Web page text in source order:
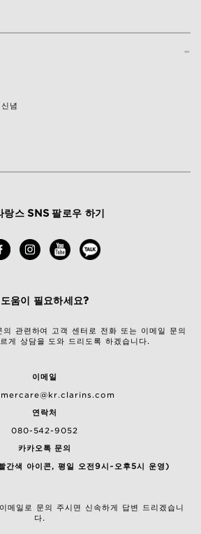
-
념
랑스 SNS 팔로우 하기
도움이 필요하세요?
관련하여 고객 센터로 전화 또는 이메일 문의
게 상담을 도와 드리도록 하겠습니다.
이메일
연락처
080-542-9052
카카오톡 문의
간색 아이콘, 평일 오전9시~오후5시 운영)
메일로 문의 주시면 신속하게 답변 드리겠습니
다.